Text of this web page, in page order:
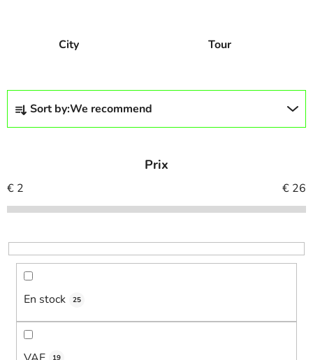
City Tour
P
o
c
t
o
r
Sort by:We recommend
Prix
€ 2 € 26
En stock 25
19